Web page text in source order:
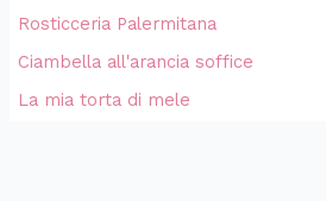
Rosticceria Palermitana
Ciambella all'arancia soffice
La mia torta di mele